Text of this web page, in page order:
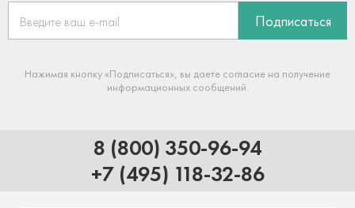
Подписаться
Нажимая кнопку «Подписаться», вы даете согласие на получение
информационных сообщений.
8 (800) 350-96-94
+7 (495) 118-32-86